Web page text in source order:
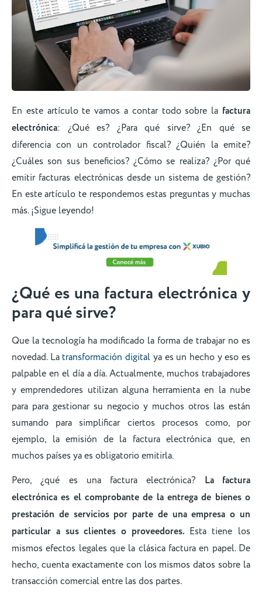
En este artículo te vamos a contar todo sobre la factura
electrónica: ¿Qué es? ¿Para qué sirve? ¿En qué se
diferencia con un controlador fiscal? ¿Quién la emite?
¿Cuáles son sus beneficios? ¿Cómo se realiza? ¿Por qué
emitir facturas electrónicas desde un sistema de gestión?
En este artículo te respondemos estas preguntas y muchas
más. ¡Sigue leyendo!
¿Qué es una factura electrónica y
para qué sirve?
Que la tecnología ha modificado la forma de trabajar no es
novedad. La transformación digital ya es un hecho y eso es
palpable en el día a día. Actualmente, muchos trabajadores
y emprendedores utilizan alguna herramienta en la nube
para para gestionar su negocio y muchos otros las están
sumando para simplificar ciertos procesos como, por
ejemplo, la emisión de la factura electrónica que, en
muchos países ya es obligatorio emitirla.
Pero, ¿qué es una factura electrónica? La factura
electrónica es el comprobante de la entrega de bienes o
prestación de servicios por parte de una empresa o un
particular a sus clientes o proveedores. Esta tiene los
mismos efectos legales que la clásica factura en papel. De
hecho, cuenta exactamente con los mismos datos sobre la
transacción comercial entre las dos partes.